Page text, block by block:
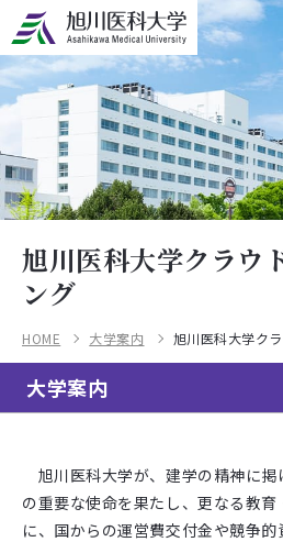
旭川医科大学クラウ
ング
HOME 大学案内 旭川医科大学ク
旭川医科大学が、建学の精神に掲
の重要な使命を果たし、更なる教
に、国からの運営費交付金や競争
大学案内